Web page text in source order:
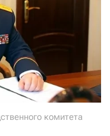
комитета